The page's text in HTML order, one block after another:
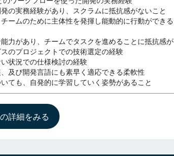
の実務経験があり、スクラムに抵抗感がないこと
チームのために主体性を発揮し能動的に行動ができる
能力があり、チームでタスクを進めることに抵抗感が
のプロジェクトでの技術選定の経験
状況での仕様検討の経験
、及び開発言語にも素早く適応できる柔軟性
ても、自発的に学習していく姿勢があること
詳細をみる